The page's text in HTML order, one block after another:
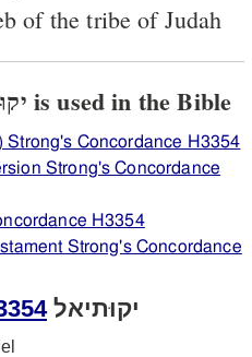
of the tribe of Judah
View how H3354 יקוּתיאל is used in the Bible
Strong's Concordance H3354
Strong's Concordance
H3354
Strong's Concordance
יקוּתיאל